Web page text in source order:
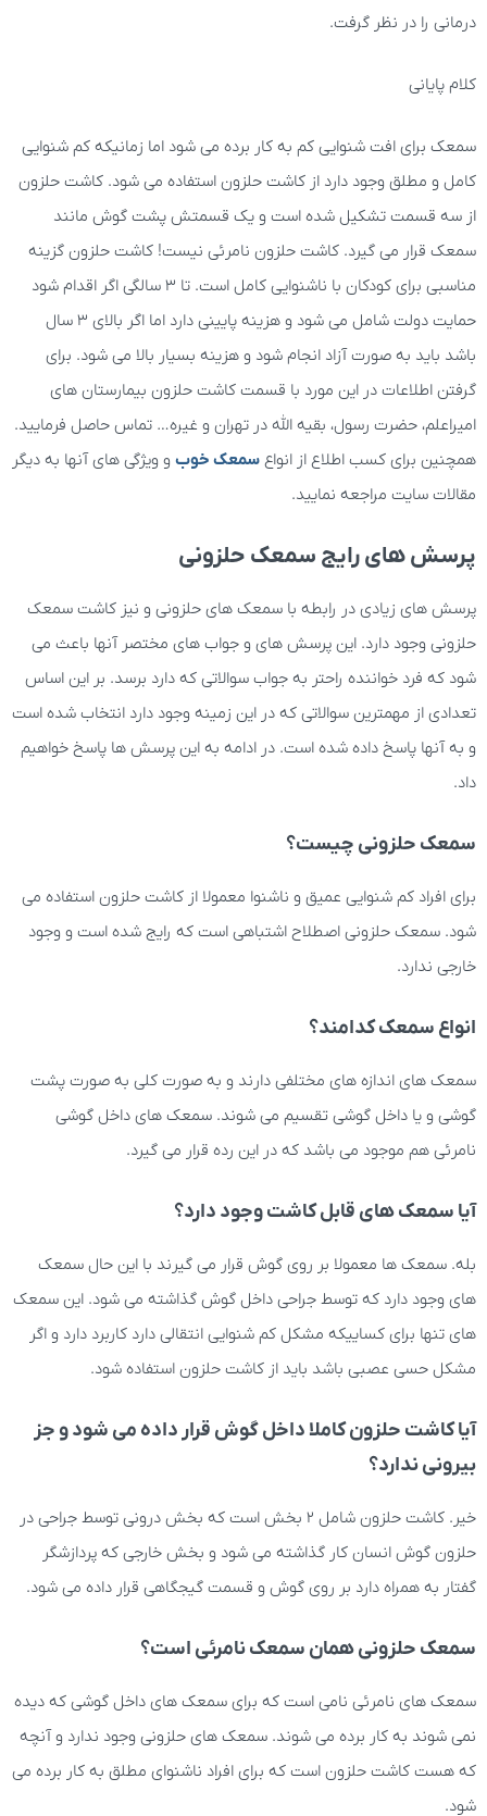
درمانی را در نظر گرفت.
کلام پایانی
سمعک برای افت شنوایی کم به کار برده می شود اما زمانیکه کم شنوایی
کامل و مطلق وجود دارد از کاشت حلزون استفاده می شود. کاشت حلزون
از سه قسمت تشکیل شده است و یک قسمتش پشت گوش مانند
سمعک قرار می گیرد. کاشت حلزون نامرئی نیست! کاشت حلزون گزینه
مناسبی برای کودکان با ناشنوایی کامل است. تا 3 سالگی اگر اقدام شود
حمایت دولت شامل می شود و هزینه پایینی دارد اما اگر بالای 3 سال
باشد باید به صورت آزاد انجام شود و هزینه بسیار بالا می شود. برای
گرفتن اطلاعات در این مورد با قسمت کاشت حلزون بیمارستان های
امیراعلم، حضرت رسول، بقیه الله در تهران و غیره… تماس حاصل فرمایید.
همچنین برای کسب اطلاع از انواع سمعک خوب و ویژگی های آنها به دیگر
مقالات سایت مراجعه نمایید.
پرسش های رایج سمعک حلزونی
پرسش های زیادی در رابطه با سمعک های حلزونی و نیز کاشت سمعک
حلزونی وجود دارد. این پرسش های و جواب های مختصر آنها باعث می
شود که فرد خواننده راحتر به جواب سوالاتی که دارد برسد. بر این اساس
تعدادی از مهمترین سوالاتی که در این زمینه وجود دارد انتخاب شده است
و به آنها پاسخ داده شده است. در ادامه به این پرسش ها پاسخ خواهیم
داد.
سمعک حلزونی چیست؟
برای افراد کم شنوایی عمیق و ناشنوا معمولا از کاشت حلزون استفاده می
شود. سمعک حلزونی اصطلاح اشتباهی است که رایج شده است و وجود
خارجی ندارد.
انواع سمعک کدامند؟
سمعک های اندازه های مختلفی دارند و به صورت کلی به صورت پشت
گوشی و یا داخل گوشی تقسیم می شوند. سمعک های داخل گوشی
نامرئی هم موجود می باشد که در این رده قرار می گیرد.
آیا سمعک های قابل کاشت وجود دارد؟
بله. سمعک ها معمولا بر روی گوش قرار می گیرند با این حال سمعک
های وجود دارد که توسط جراحی داخل گوش گذاشته می شود. این سمعک
های تنها برای کساییکه مشکل کم شنوایی انتقالی دارد کاربرد دارد و اگر
مشکل حسی عصبی باشد باید از کاشت حلزون استفاده شود.
آیا کاشت حلزون کاملا داخل گوش قرار داده می شود و جز
بیرونی ندارد؟
خیر. کاشت حلزون شامل 2 بخش است که بخش درونی توسط جراحی در
حلزون گوش انسان کار گذاشته می شود و بخش خارجی که پردازشگر
گفتار به همراه دارد بر روی گوش و قسمت گیجگاهی قرار داده می شود.
سمعک حلزونی همان سمعک نامرئی است؟
سمعک های نامرئی نامی است که برای سمعک های داخل گوشی که دیده
نمی شوند به کار برده می شوند. سمعک های حلزونی وجود ندارد و آنچه
که هست کاشت حلزون است که برای افراد ناشنوای مطلق به کار برده می
شود.